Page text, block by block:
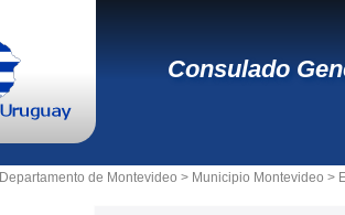
Consulado
Departamento de Montevideo > Municipio Montevideo >